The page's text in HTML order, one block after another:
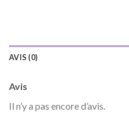
AVIS (0)
Avis
Il n’y a pas encore d’avis.